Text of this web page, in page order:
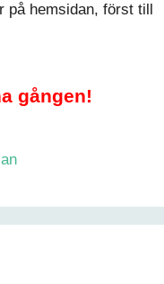
på hemsidan, först till
gången!